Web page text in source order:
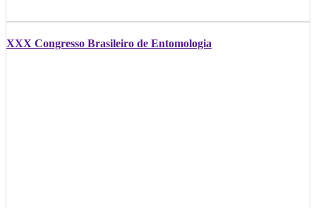
XXX Congresso Brasileiro de Entomologia